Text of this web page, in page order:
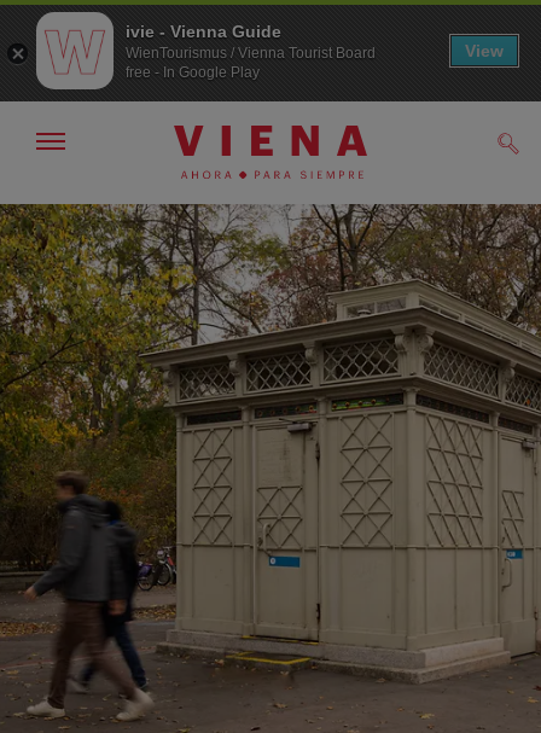
A
la
navegación
Al
contenido
Mostrar/ocultar
ivie - Vienna Guide
WienTourismus / Vienna Tourist Board
free - In Google Play
View